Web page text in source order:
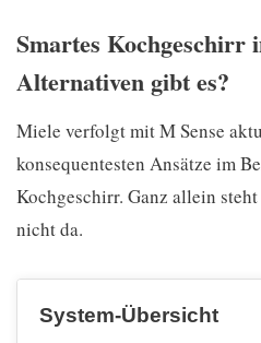
Smartes Kochgeschirr
Alternativen gibt es?
Miele verfolgt mit M Sense
konsequentesten Ansätze im
Kochgeschirr. Ganz allein
nicht da.
System-Übersicht